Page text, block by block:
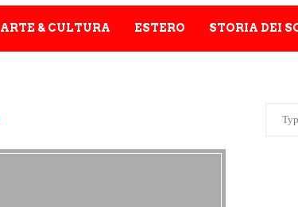
ARTE & CULTURA ESTERO STORIA DEI